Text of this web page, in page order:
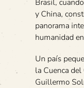
Brasil,
y China,
panorama
humanidad
Un país
la Cuenca
Guillermo